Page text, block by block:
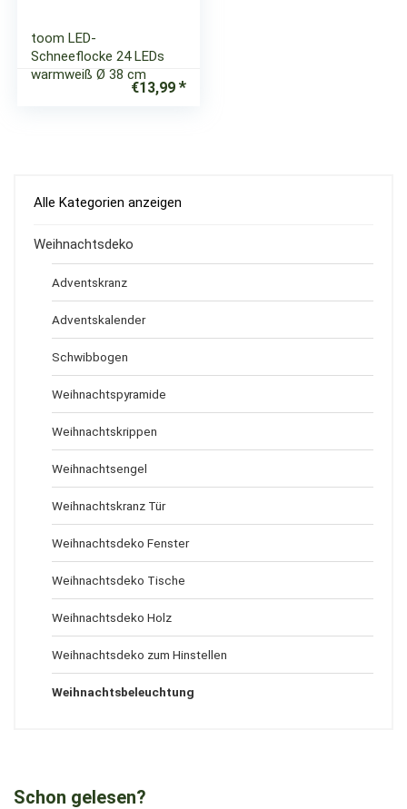
toom LED-
Schneeflocke 24 LEDs
warmweiß Ø 38 cm
€13,99
Alle Kategorien anzeigen
Weihnachtsdeko
Adventskranz
Adventskalender
Schwibbogen
Weihnachtspyramide
Weihnachtskrippen
Weihnachtsengel
Weihnachtskranz Tür
Weihnachtsdeko Fenster
Weihnachtsdeko Tische
Weihnachtsdeko Holz
Weihnachtsdeko zum Hinstellen
Weihnachtsbeleuchtung
Schon gelesen?